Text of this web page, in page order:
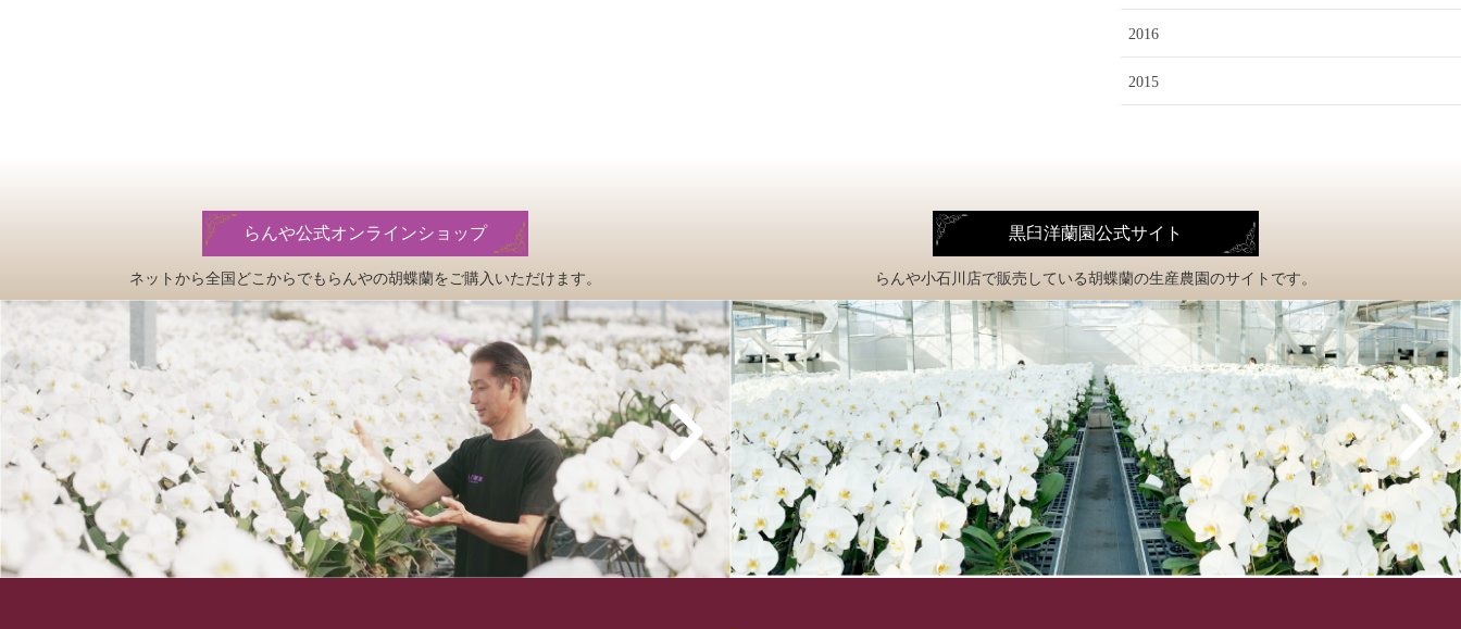
2016
2015
らんや公式オンラインショップ
ネットから全国どこからでもらんやの胡蝶蘭をご購入いただけます。
黒臼洋蘭園公式サイト
らんや小石川店で販売している胡蝶蘭の生産農園のサイトです。